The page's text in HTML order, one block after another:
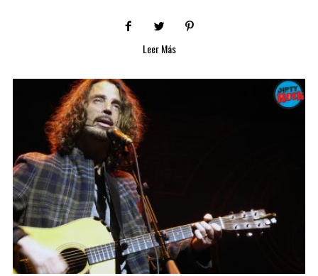
Leer Más